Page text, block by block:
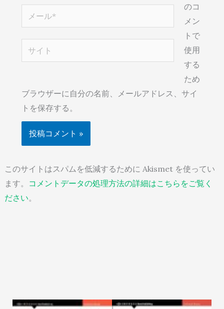
*
ー
ル
イ
のコ
メン
トで
使用
する
ため
ブラウザーに自分の名前、メールアドレス、サイ
トを保存する。
このサイトはスパムを低減するために Akismet を使ってい
ます。
コメントデータの処理方法の詳細はこちらをご覧く
ださい。